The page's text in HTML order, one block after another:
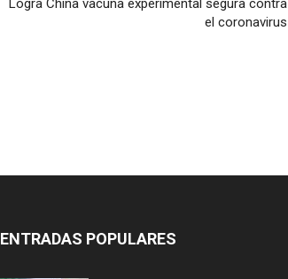
Logra China vacuna experimental segura contra
el coronavirus
ENTRADAS POPULARES